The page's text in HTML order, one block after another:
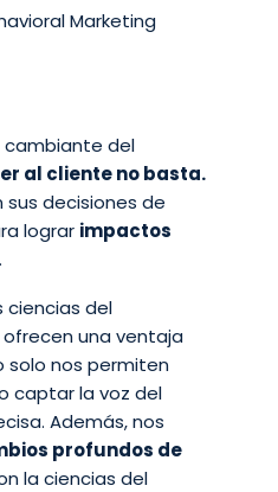
Marketing
cambiante del
al cliente no basta.
sus decisiones de
lograr impactos
.
ciencias del
una ventaja
solo nos permiten
captar la voz del
Además, nos
profundos de
la ciencias del